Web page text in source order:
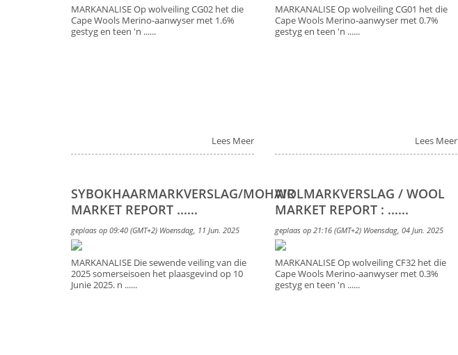
MARKANALISE Op wolveiling CG02 het die
Cape Wools Merino-aanwyser met 1.6%
gestyg en teen 'n ......
Lees Meer
MARKANALISE Op wolveiling CG01 het die
Cape Wools Merino-aanwyser met 0.7%
gestyg en teen 'n ......
Lees Meer
SYBOKHAARMARKVERSLAG/MOHAIR
MARKET REPORT ......
geplaas op 09:40 (GMT+2) Woensdag, 11 Jun. 2025
MARKANALISE Die sewende veiling van die
2025 somerseisoen het plaasgevind op 10
Junie 2025. n ......
WOLMARKVERSLAG / WOOL
MARKET REPORT : ......
geplaas op 21:16 (GMT+2) Woensdag, 04 Jun. 2025
MARKANALISE Op wolveiling CF32 het die
Cape Wools Merino-aanwyser met 0.3%
gestyg en teen 'n ......